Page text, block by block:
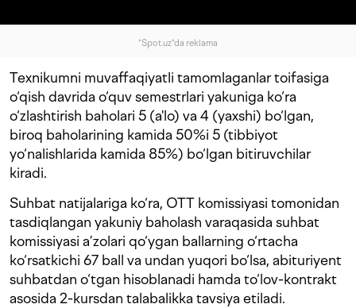
"Spot.uz"da reklama
Texnikumni muvaffaqiyatli tamomlaganlar toifasiga
o‘qish davrida o‘quv semestrlari yakuniga ko‘ra
o‘zlashtirish baholari 5 (a'lo) va 4 (yaxshi) bo‘lgan,
biroq baholarining kamida 50%i 5 (tibbiyot
yo‘nalishlarida kamida 85%) bo‘lgan bitiruvchilar
kiradi.
Suhbat natijalariga ko‘ra, OTT komissiyasi tomonidan
tasdiqlangan yakuniy baholash varaqasida suhbat
komissiyasi a’zolari qo‘ygan ballarning o‘rtacha
ko‘rsatkichi 67 ball va undan yuqori bo‘lsa, abituriyent
suhbatdan o‘tgan hisoblanadi hamda to‘lov-kontrakt
asosida 2-kursdan talabalikka tavsiya etiladi.